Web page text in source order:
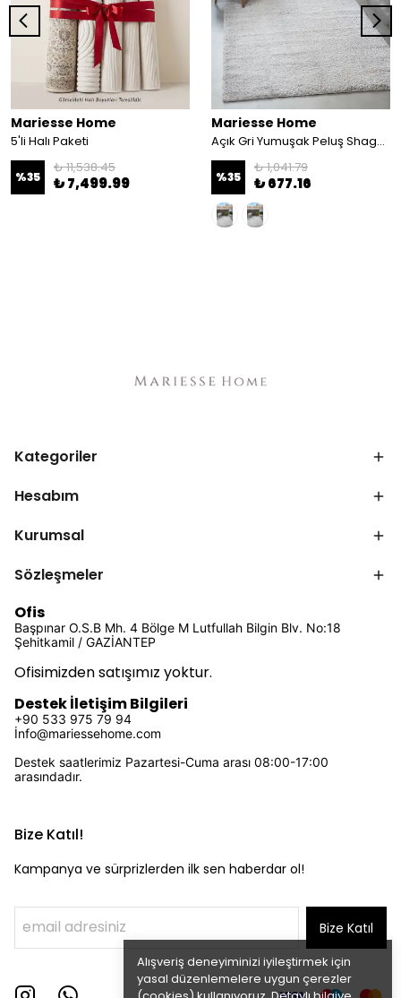
Alışveriş deneyiminizi iyileştirmek için
yasal düzenlemelere uygun çerezler
Mariesse Home
5'li Halı Paketi
%35
₺ 11,538.45
₺ 7,499.99
Mariesse Home
Açık Gri Yumuşak Peluş Shaggy Dokuma Halı Çocuk Odası Oturma Odası Salon Halısı - açık gri
%35
₺ 1,041.79
₺ 677.16
Kategoriler
Hesabım
Kurumsal
Sözleşmeler
Ofis
Başpınar O.S.B Mh. 4 Bölge M Lutfullah Bilgin Blv. No:18
Şehitkamil / GAZİANTEP
Ofisimizden satışımız yoktur.
Destek İletişim Bilgileri
+90 533 975 79 94
İnfo@mariessehome.com
Destek saatlerimiz Pazartesi-Cuma arası 08:00-17:00
arasındadır.
Bize Katıl!
Kampanya ve sürprizlerden ilk sen haberdar ol!
Bize Katıl